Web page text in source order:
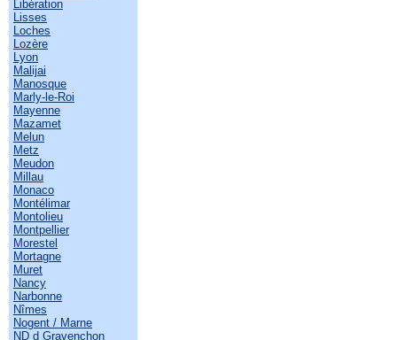
Libération
Lisses
Loches
Lozère
Lyon
Malijai
Manosque
Marly-le-Roi
Mayenne
Mazamet
Melun
Metz
Meudon
Millau
Monaco
Montélimar
Montolieu
Montpellier
Morestel
Mortagne
Muret
Nancy
Narbonne
Nîmes
Nogent / Marne
ND d Gravenchon